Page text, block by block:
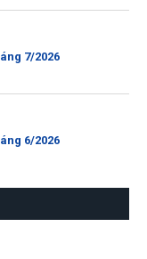
7/2026
6/2026